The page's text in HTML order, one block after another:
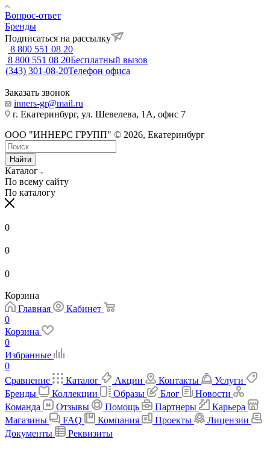
Вопрос-ответ
Бренды
Подписаться на рассылку
8 800 551 08 20
8 800 551 08 20Бесплатный вызов
(343) 301-08-20Телефон офиса
Заказать звонок
inners-gr@mail.ru
г. Екатеринбург, ул. Шевелева, 1А, офис 7
ООО "ИННЕРС ГРУПП" © 2026, Екатеринбург
Найти
Каталог
По всему сайту
По каталогу
0
0
0
Корзина
Главная
Кабинет
0
Корзина
0
Избранные
0
Сравнение
Каталог Акции Контакты
Услуги
Бренды
Коллекции Образы Блог
Новости
Команда
Отзывы Помощь Партнеры
Карьера
Магазины
FAQ Компания Проекты
Лицензии
Документы
Реквизиты